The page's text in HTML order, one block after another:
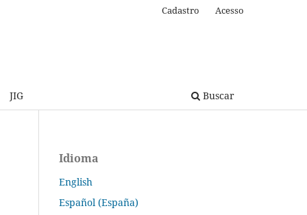
JIG Buscar
Cadastro Acesso
Idioma
English
Español (España)